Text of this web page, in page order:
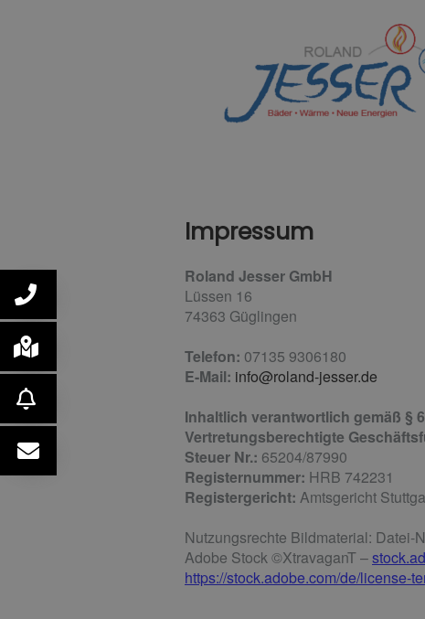
Impressum
Roland Jesser GmbH
Lüssen 16
74363 Güglingen
Telefon: 07135 9306180
E-Mail: info@roland-jesser.de
Inhaltlich verantwortlich gemäß §
Vertretungsberechtigte
Steuer Nr.: 65204/87990
Registernummer: HRB 742231
Registergericht: Amtsgericht
Nutzungsrechte Bildmaterial: Datei-
Adobe Stock ©XtravaganT –
https://stock.adobe.com/de/license-